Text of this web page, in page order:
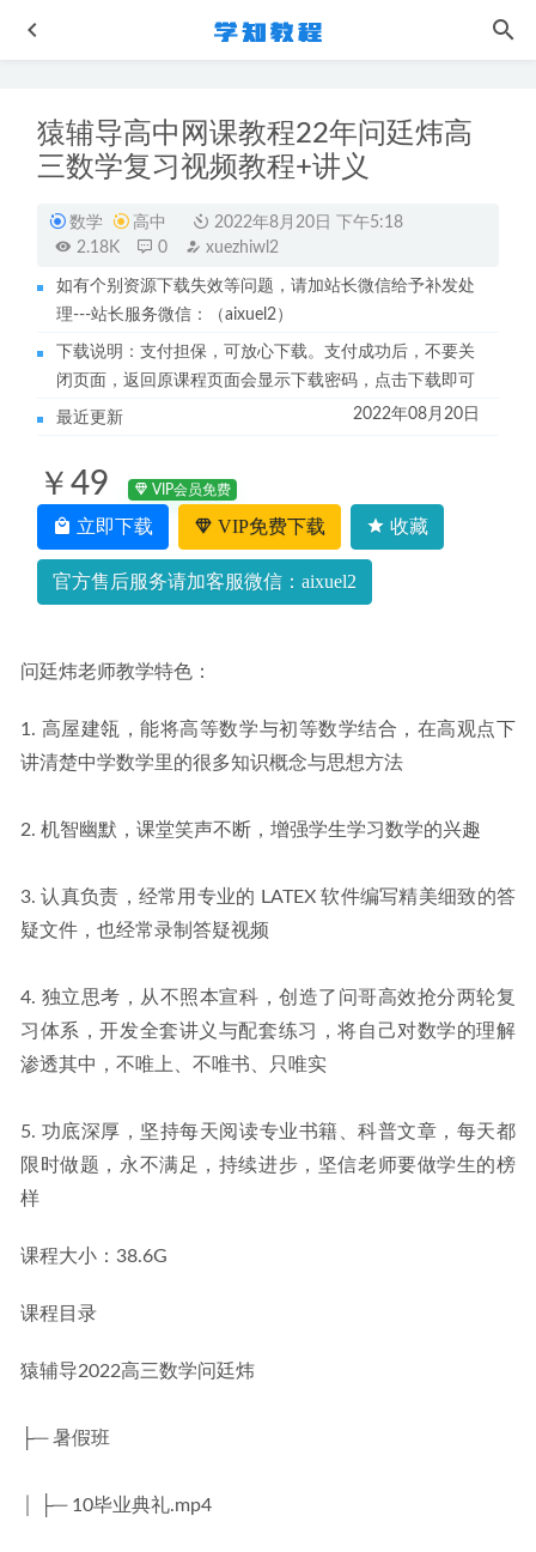
猿辅导高中网课教程22年问廷炜高
三数学复习视频教程+讲义
数学 高中
2022年8月20日 下午5:18
2.18K
0 xuezhiwl2
如有个别资源下载失效等问题，请加站长微信给予补发处
理---站长服务微信：（aixuel2）
下载说明：支付担保，可放心下载。支付成功后，不要关
闭页面，返回原课程页面会显示下载密码，点击下载即可
最近更新 2022年08月20日
￥49 VIP会员免费
立即下载 VIP免费下载 收藏
官方售后服务请加客服微信：aixuel2
问廷炜老师教学特色：
1. 高屋建瓴，能将高等数学与初等数学结合，在高观点下
讲清楚中学数学里的很多知识概念与思想方法
2. 机智幽默，课堂笑声不断，增强学生学习数学的兴趣
3. 认真负责，经常用专业的 LATEX 软件编写精美细致的答
疑文件，也经常录制答疑视频
4. 独立思考，从不照本宣科，创造了问哥高效抢分两轮复
习体系，开发全套讲义与配套练习，将自己对数学的理解
渗透其中，不唯上、不唯书、只唯实
5. 功底深厚，坚持每天阅读专业书籍、科普文章，每天都
限时做题，永不满足，持续进步，坚信老师要做学生的榜
样
课程大小：38.6G
课程目录
猿辅导2022高三数学问廷炜
├─ 暑假班
│ ├─ 10毕业典礼.mp4
小学语文网课教程窦神三年级全明星大语文视频教程+讲义
2022-10-19
作业帮高中政治网课2023秦琳高三政治a+视频教程+讲义
（暑假班+秋季班） 2022-12-12
2023作业帮何连伟高二物理a+班寒假班视频教程+课堂笔记
湘菜做法教程全集 2023-07-14
高中政治学习资料23年马宇轩高三政治视频教程网课资源下
载 2022-11-14